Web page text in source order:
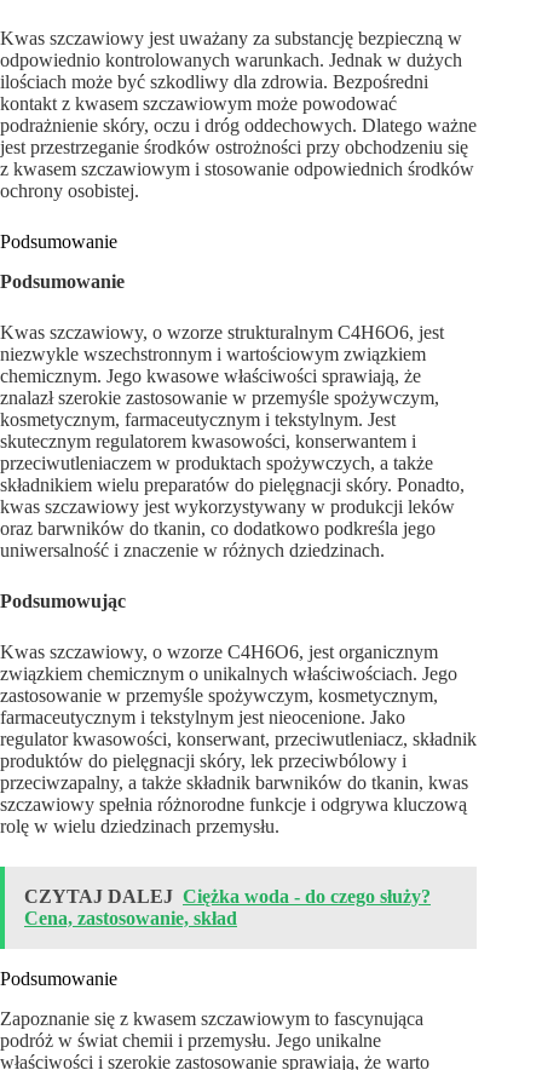
Kwas szczawiowy jest uważany za substancję bezpieczną w
odpowiednio kontrolowanych warunkach. Jednak w dużych
ilościach może być szkodliwy dla zdrowia. Bezpośredni
kontakt z kwasem szczawiowym może powodować
podrażnienie skóry, oczu i dróg oddechowych. Dlatego ważne
jest przestrzeganie środków ostrożności przy obchodzeniu się
z kwasem szczawiowym i stosowanie odpowiednich środków
ochrony osobistej.
Podsumowanie
Podsumowanie
Kwas szczawiowy, o wzorze strukturalnym C4H6O6, jest
niezwykle wszechstronnym i wartościowym związkiem
chemicznym. Jego kwasowe właściwości sprawiają, że
znalazł szerokie zastosowanie w przemyśle spożywczym,
kosmetycznym, farmaceutycznym i tekstylnym. Jest
skutecznym regulatorem kwasowości, konserwantem i
przeciwutleniaczem w produktach spożywczych, a także
składnikiem wielu preparatów do pielęgnacji skóry. Ponadto,
kwas szczawiowy jest wykorzystywany w produkcji leków
oraz barwników do tkanin, co dodatkowo podkreśla jego
uniwersalność i znaczenie w różnych dziedzinach.
Podsumowując
Kwas szczawiowy, o wzorze C4H6O6, jest organicznym
związkiem chemicznym o unikalnych właściwościach. Jego
zastosowanie w przemyśle spożywczym, kosmetycznym,
farmaceutycznym i tekstylnym jest nieocenione. Jako
regulator kwasowości, konserwant, przeciwutleniacz, składnik
produktów do pielęgnacji skóry, lek przeciwbólowy i
przeciwzapalny, a także składnik barwników do tkanin, kwas
szczawiowy spełnia różnorodne funkcje i odgrywa kluczową
rolę w wielu dziedzinach przemysłu.
CZYTAJ DALEJ Ciężka woda - do czego służy?
Cena, zastosowanie, skład
Podsumowanie
Zapoznanie się z kwasem szczawiowym to fascynująca
podróż w świat chemii i przemysłu. Jego unikalne
właściwości i szerokie zastosowanie sprawiają, że warto